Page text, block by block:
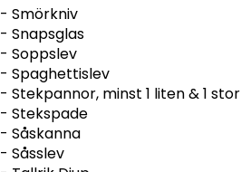
- Smörkniv
- Snapsglas
- Soppslev
- Spaghettislev
- Stekpannor, minst 1 liten & 1 stor
- Stekspade
- Såskanna
- Såsslev